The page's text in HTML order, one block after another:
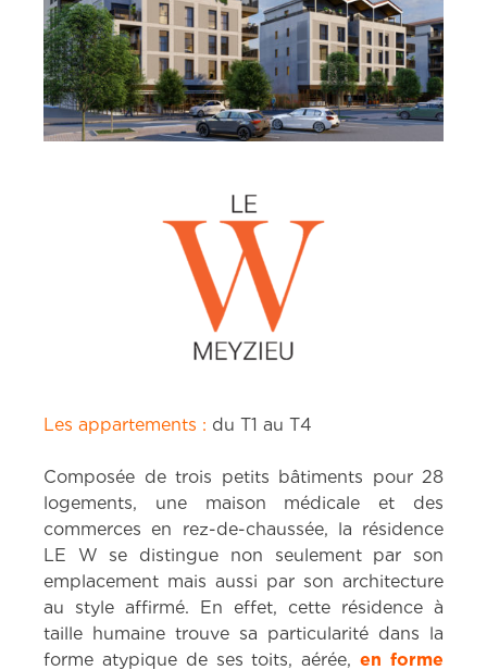
Les appartements : du T1 au T4
Composée de trois petits bâtiments pour 28
logements, une maison médicale et des
commerces en rez-de-chaussée, la résidence
LE W se distingue non seulement par son
emplacement mais aussi par son architecture
au style affirmé. En effet, cette résidence à
taille humaine trouve sa particularité dans la
forme atypique de ses toits, aérée,en forme